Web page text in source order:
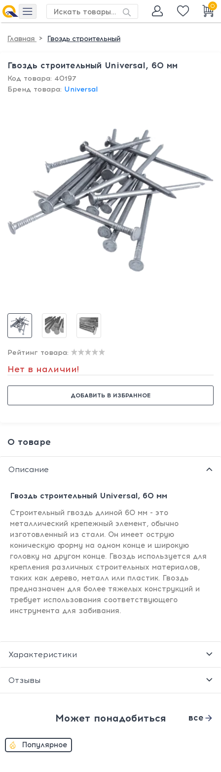
0
Главная > Гвоздь строительный
Гвоздь строительный Universal, 60 мм
Код товара: 40197
Бренд товара: Universal
Рейтинг товара:
Нет в наличии!
ДОБАВИТЬ В ИЗБРАННОЕ
О товаре
Описание
Гвоздь строительный Universal, 60 мм
Строительный гвоздь длиной 60 мм - это
металлический крепежный элемент, обычно
изготовленный из стали. Он имеет острую
коническую форму на одном конце и широкую
головку на другом конце. Гвоздь используется для
крепления различных строительных материалов,
таких как дерево, металл или пластик. Гвоздь
предназначен для более тяжелых конструкций и
требует использования соответствующего
инструмента для забивания.
Характеристики
Отзывы
Может понадобиться все
Популярное